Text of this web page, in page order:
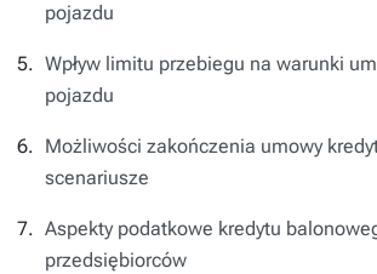
pojazdu
Wpływ limitu przebiegu na warunki
pojazdu
Możliwości zakończenia umowy
scenariusze
Aspekty podatkowe kredytu
przedsiębiorców